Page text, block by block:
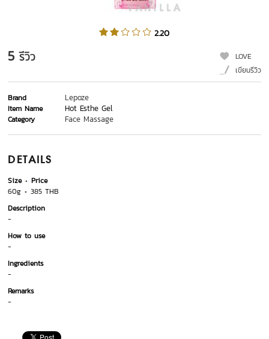
2.20
5 รีวิว
LOVE
เขียนรีวิว
Brand Lepoze
Item Name Hot Esthe Gel
Category Face Massage
DETAILS
Size
Price
60g
385 THB
Description
-
How to use
-
Ingredients
-
Remarks
-